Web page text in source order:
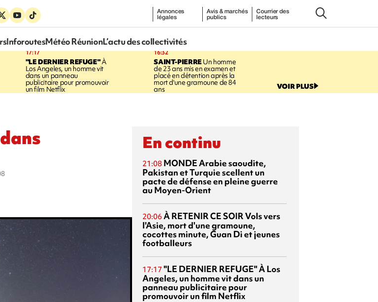
Annonces
légales
Avis & marchés
publics
Courrier des
lecteurs
InforoutesMétéo RéunionL’actu des collectivités
17:17
"LE DERNIER REFUGE"À
Los Angeles, un homme vit
dans un panneau
publicitaire pour promouvoir
un film Netflix
16:32
SAINT-PIERREUn homme
de 23 ans mis en examen et
placé en détention après la
mort d'une gramoune de 84
ans VOIR PLUS
En continu
21:08 MONDEArabie saoudite,
Pakistan et Turquie scellent un
pacte de défense en pleine guerre
au Moyen-Orient
20:06À RETENIR CE SOIRVols vers
l'Asie, mort d'une gramoune,
cocottes minute, Guan Di et jeunes
footballeurs
17:17 "LE DERNIER REFUGE"À Los
Angeles, un homme vit dans un
panneau publicitaire pour
promouvoir un film Netflix